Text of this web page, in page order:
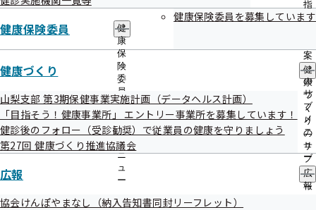
先
の
ニ
ュ
ー
指
導
案
内
の
サ
ブ
メ
ニ
ュ
ー
健康保険委員
健
康
保
険
委
員
の
サ
ブ
メ
ニ
ュ
ー
健康保険委員を募集しています
健康づくり
健
康
づ
く
り
の
サ
ブ
メ
ニ
山梨支部 第3期保健事業実施計画（データヘルス計画）
「目指そう！健康事業所」 エントリー事業所を募集しています！
健診後のフォロー（受診勧奨）で従業員の健康を守りましょう
第27回 健康づくり推進協議会
広報
広
報
協会けんぽやまなし（納入告知書同封リーフレット）
最新号